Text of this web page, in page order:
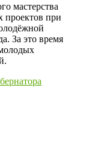
мастерства
проектов при
За это время